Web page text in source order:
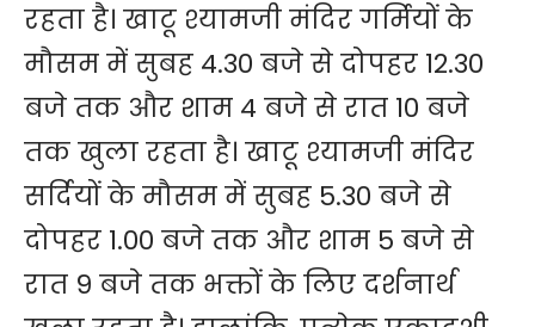
रहता है। खाटू श्यामजी मंदिर गर्मियों के
मौसम में सुबह 4.30 बजे से दोपहर 12.30
बजे तक और शाम 4 बजे से रात 10 बजे
तक खुला रहता है। खाटू श्यामजी मंदिर
सर्दियों के मौसम में सुबह 5.30 बजे से
दोपहर 1.00 बजे तक और शाम 5 बजे से
रात 9 बजे तक भक्तों के लिए दर्शनार्थ